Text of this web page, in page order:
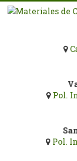
Pasar
Pol.
Pol.